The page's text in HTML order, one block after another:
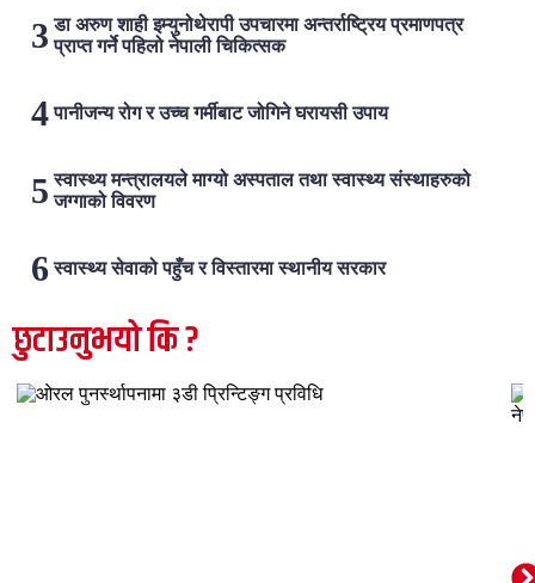
डा अरुण शाही इम्युनोथेरापी उपचारमा अन्तर्राष्ट्रिय प्रमाणपत्र
प्राप्त गर्ने पहिलो नेपाली चिकित्सक
पानीजन्य रोग र उच्च गर्मीबाट जोगिने घरायसी उपाय
स्वास्थ्य मन्त्रालयले माग्यो अस्पताल तथा स्वास्थ्य संस्थाहरुको
जग्गाको विवरण
स्वास्थ्य सेवाको पहुँच र विस्तारमा स्थानीय सरकार
छुटाउनुभयो कि ?